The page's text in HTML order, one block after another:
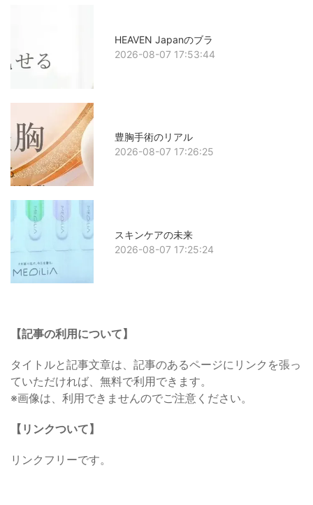
HEAVEN Japanのブラ
2026-08-07 17:53:44
豊胸手術のリアル
2026-08-07 17:26:25
スキンケアの未来
2026-08-07 17:25:24
【記事の利用について】
タイトルと記事文章は、記事のあるページにリンクを張っ
ていただければ、無料で利用できます。
※画像は、利用できませんのでご注意ください。
【リンクついて】
リンクフリーです。